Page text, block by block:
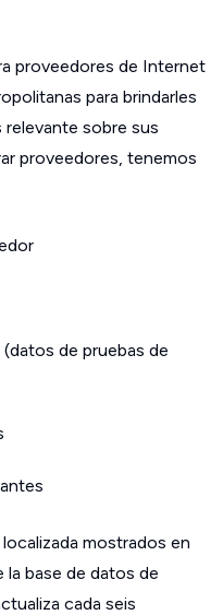
proveedores de Internet
para brindarles
sobre sus
proveedores, tenemos
de pruebas de
mostrados en
base de datos de
cada seis